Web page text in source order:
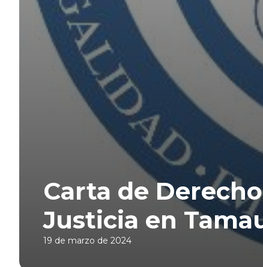
Carta de
Justicia en
19 de marzo de 2024